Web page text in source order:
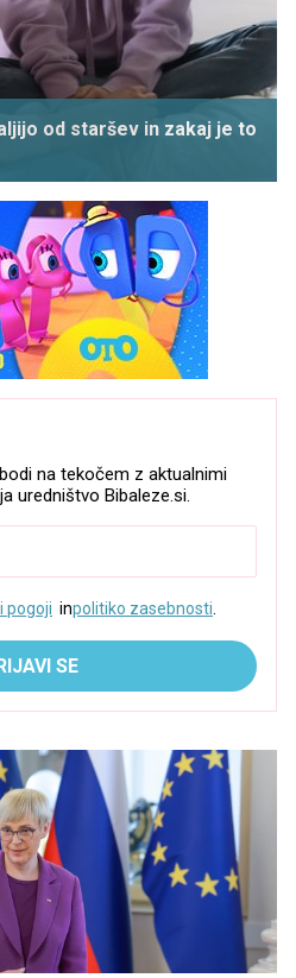
od staršev in zakaj je to
na tekočem z aktualnimi
uredništvo Bibaleze.si.
pogoji inpolitiko zasebnosti.
SE